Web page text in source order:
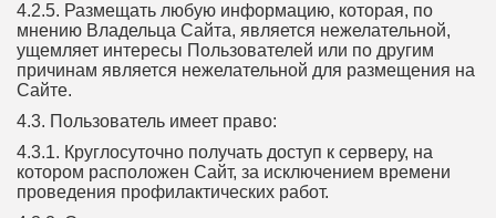
4.2.5. Размещать любую информацию, которая, по
мнению Владельца Сайта, является нежелательной,
ущемляет интересы Пользователей или по другим
причинам является нежелательной для размещения на
Сайте.
4.3. Пользователь имеет право:
4.3.1. Круглосуточно получать доступ к серверу, на
котором расположен Сайт, за исключением времени
проведения профилактических работ.